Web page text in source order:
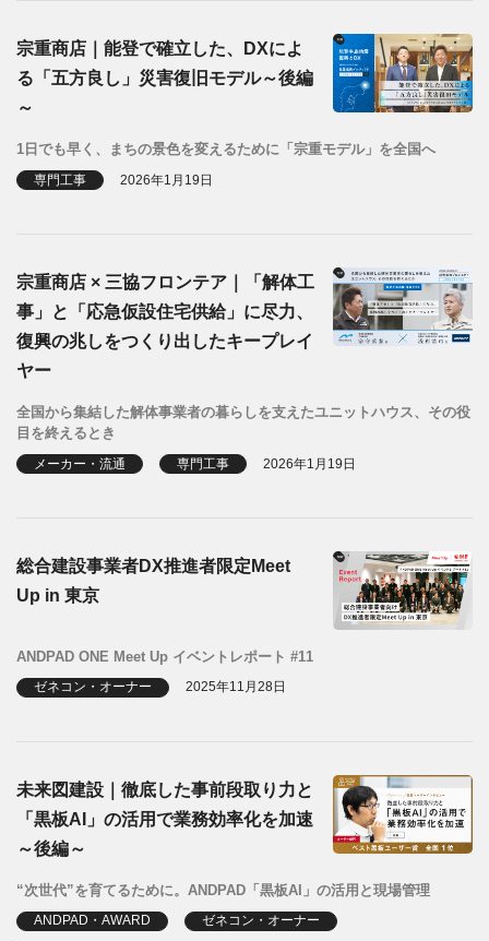
宗重商店｜能登で確立した、DXによ
る「五方良し」災害復旧モデル～後編
～
1日でも早く、まちの景色を変えるために「宗重モデル」を全国へ
専門工事 2026年1月19日
宗重商店 × 三協フロンテア｜「解体工
事」と「応急仮設住宅供給」に尽力、
復興の兆しをつくり出したキープレイ
ヤー
全国から集結した解体事業者の暮らしを支えたユニットハウス、その役
目を終えるとき
メーカー・流通 専門工事 2026年1月19日
総合建設事業者DX推進者限定Meet
Up in 東京
ANDPAD ONE Meet Up イベントレポート #11
ゼネコン・オーナー 2025年11月28日
未来図建設｜徹底した事前段取り力と
「黒板AI」の活用で業務効率化を加速
～後編～
“次世代”を育てるために。ANDPAD「黒板AI」の活用と現場管理
ANDPAD・AWARD ゼネコン・オーナー